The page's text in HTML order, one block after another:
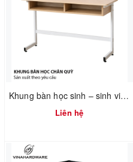
Khung bàn học sinh – sinh viên 750mm tháo ráp nhanh Vinahardware 2300.1.34805
Liên hệ